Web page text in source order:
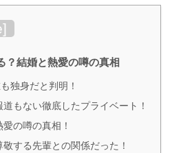
]
？結婚と熱愛の噂の真相
独身だと判明！
もない徹底したプライベート！
の噂の真相！
する先輩との関係だった！